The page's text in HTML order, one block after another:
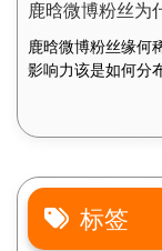
鹿晗微博粉丝为
鹿晗微博粉丝缘何
影响力该是如何分
标签